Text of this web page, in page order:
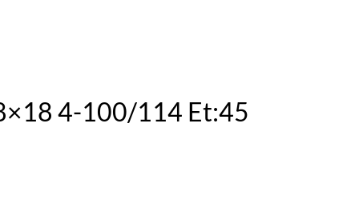
4-100/114 Et:45